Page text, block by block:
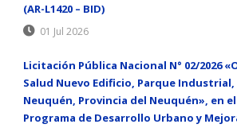
(AR-L1420 – BID)
01 Jul 2026
Licitación Pública Nacional N° 02/2026
Salud Nuevo Edificio, Parque Industrial,
Neuquén, Provincia del Neuquén», en
Programa de Desarrollo Urbano y